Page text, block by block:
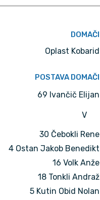
DOMAČI
Oplast Kobarid
POSTAVA DOMAČI
69 Ivančič Elijan
V
30 Čebokli Rene
4 Ostan Jakob Benedikt
16 Volk Anže
18 Tonkli Andraž
5 Kutin Obid Nolan